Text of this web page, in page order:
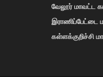
வேலூர் மாவட்ட
இராணிப்பேட்டை
கள்ளக்குறிச்சி